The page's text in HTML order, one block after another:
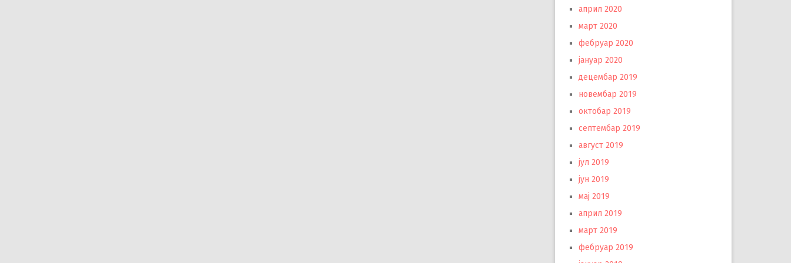
април 2020
март 2020
фебруар 2020
јануар 2020
децембар 2019
новембар 2019
октобар 2019
септембар 2019
август 2019
јул 2019
јун 2019
мај 2019
април 2019
март 2019
фебруар 2019